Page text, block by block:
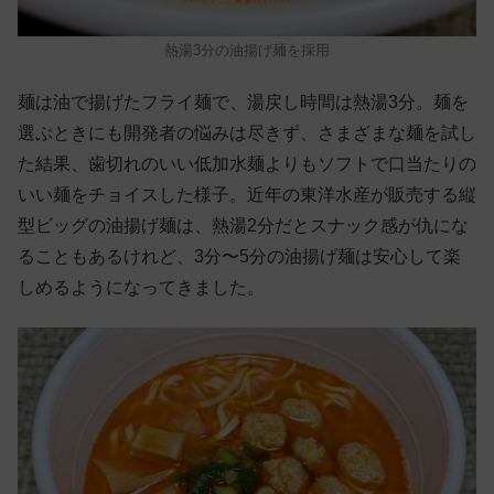
熱湯3分の油揚げ麺を採用
麺は油で揚げたフライ麺で、湯戻し時間は熱湯3分。麺を
選ぶときにも開発者の悩みは尽きず、さまざまな麺を試し
た結果、歯切れのいい低加水麺よりもソフトで口当たりの
いい麺をチョイスした様子。近年の東洋水産が販売する縦
型ビッグの油揚げ麺は、熱湯2分だとスナック感が仇にな
ることもあるけれど、3分〜5分の油揚げ麺は安心して楽
しめるようになってきました。